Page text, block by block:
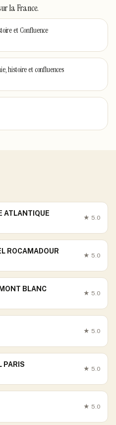
la France.
et Confluence
histoire et confluences
ATLANTIQUE
★ 5.0
ROCAMADOUR
★ 5.0
BLANC
★ 5.0
★ 5.0
PARIS
★ 5.0
★ 5.0